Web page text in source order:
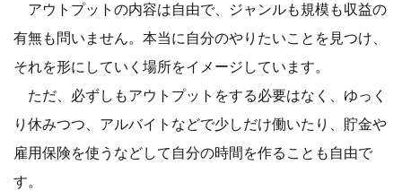
アウトプットの内容は自由で、ジャンルも規模も収益の
有無も問いません。本当に自分のやりたいことを見つけ、
それを形にしていく場所をイメージしています。
ただ、必ずしもアウトプットをする必要はなく、ゆっく
り休みつつ、アルバイトなどで少しだけ働いたり、貯金や
雇用保険を使うなどして自分の時間を作ることも自由で
す。